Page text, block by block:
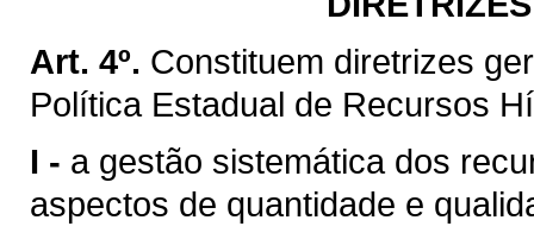
Art. 4º. Constituem diretrizes
Política Estadual de Recursos
I - a gestão sistemática dos
aspectos de quantidade e